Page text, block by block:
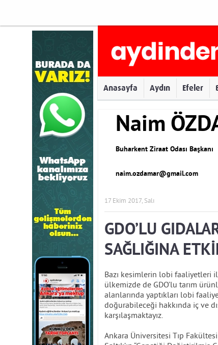
Anasayfa Aydın Efeler
Naim
Buharkent Ziraat Odası Başkanı
naim.ozdamar@gmail.com
17 Ekim 2017, Salı
GDO’LU
SAĞLIĞINA
Bazı kesimlerin lobi faaliyetleri
ülkemizde de GDO’lu tarım
alanlarında yaptıkları lobi
doğurabileceği hakkında iç ve
karşılaşmaktayız.
Ankara Üniversitesi Tıp